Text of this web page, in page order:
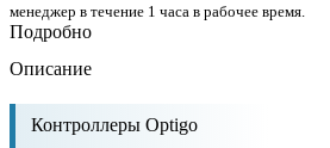
менеджер в течение 1 часа в рабочее время.
Подробно
Описание
Контроллеры Optigo